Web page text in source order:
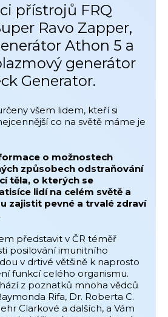
přístrojů FRQ
Ravo Zapper,
Athon 5 a
generátor
Generator.
všem lidem, kteří si
co na světě máme je
o možnostech
způsobech odstraňování
těla, o kterých se
lidí na celém světě a
zajistit pevné a trvalé zdraví
představit v ČR téměř
posilování imunitního
v drtivé většině k naprosto
funkcí celého organismu.
z poznatků mnoha vědců
Rifa, Dr. Roberta C.
Clarkové a dalších, a Vám